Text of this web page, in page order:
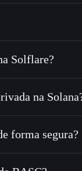
Solflare?
por SOL,
ao longo do
BASC sem
na
de
forma segura?
carteira